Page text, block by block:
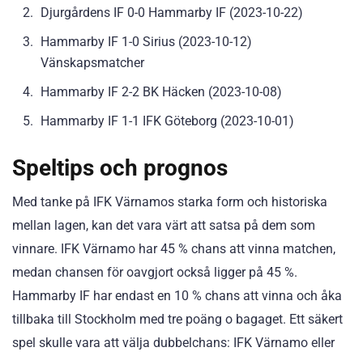
Djurgårdens IF 0-0 Hammarby IF (2023-10-22)
Hammarby IF 1-0 Sirius (2023-10-12)
Vänskapsmatcher
Hammarby IF 2-2 BK Häcken (2023-10-08)
Hammarby IF 1-1 IFK Göteborg (2023-10-01)
Speltips och prognos
Med tanke på IFK Värnamos starka form och historiska
mellan lagen, kan det vara värt att satsa på dem som
vinnare. IFK Värnamo har 45 % chans att vinna matchen,
medan chansen för oavgjort också ligger på 45 %.
Hammarby IF har endast en 10 % chans att vinna och åka
tillbaka till Stockholm med tre poäng o bagaget. Ett säkert
spel skulle vara att välja dubbelchans: IFK Värnamo eller